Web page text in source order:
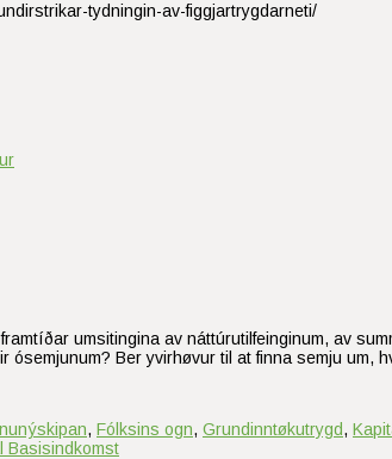
tydningin-av-figgjartrygdarneti/
umsitingina av náttúrutilfeinginum, av
ósemjunum? Ber yvirhøvur til at finna semju um,
, Fólksins ogn, Grundinntøkutrygd,
Basisindkomst